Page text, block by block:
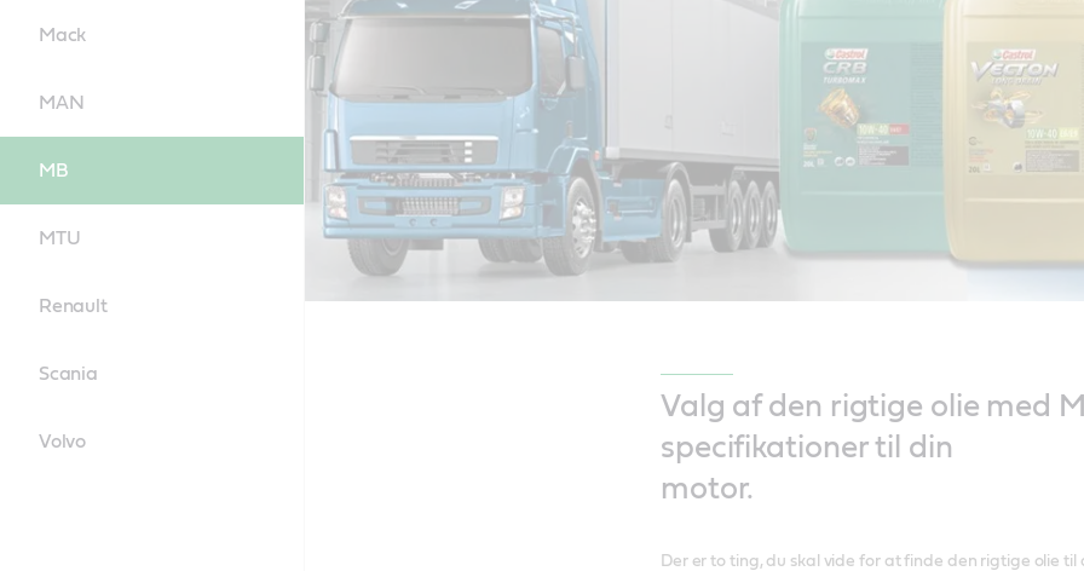
Mack
MAN
MB
MTU
Renault
Scania
Volvo
Valg af den rigtige olie med
specifikationer til din
motor.
Der er to ting, du skal vide for at finde den rigtige olie til